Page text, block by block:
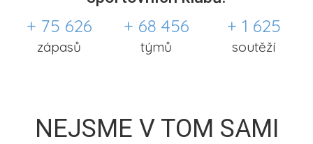
+ 75 626
zápasů
+ 68 456
týmů
+ 1 625
soutěží
NEJSME V TOM SAMI